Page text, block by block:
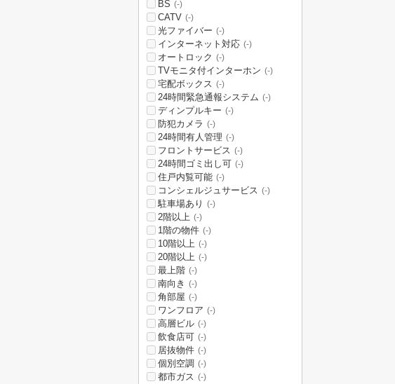
BS (-)
CATV (-)
光ファイバー (-)
インターネット対応 (-)
オートロック (-)
TVモニタ付インターホン (-)
宅配ボックス (-)
24時間緊急通報システム (-)
ディンプルキー (-)
防犯カメラ (-)
24時間有人管理 (-)
フロントサービス (-)
24時間ゴミ出し可 (-)
住戸内覧可能 (-)
コンシェルジュサービス (-)
駐車場あり (-)
2階以上 (-)
1階の物件 (-)
10階以上 (-)
20階以上 (-)
最上階 (-)
南向き (-)
角部屋 (-)
ワンフロア (-)
高層ビル (-)
飲食店可 (-)
居抜物件 (-)
個別空調 (-)
都市ガス (-)